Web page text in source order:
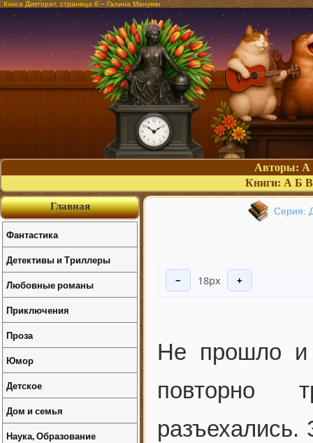
Книга Дикторат, страница 6 – Галина Манукян
Авторы: А
Книги: А Б В
Серия:
− 18px +
Не прошло и
повторно
разъехались.
Главная
Фантастика
Детективы и Триллеры
Любовные романы
Приключения
Проза
Юмор
Детское
Дом и семья
Наука, Образование